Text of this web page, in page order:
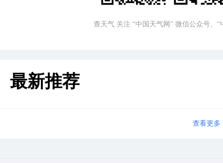
查天气 关注 “中国天气网” 微信公众号、
最新推荐
查看更多